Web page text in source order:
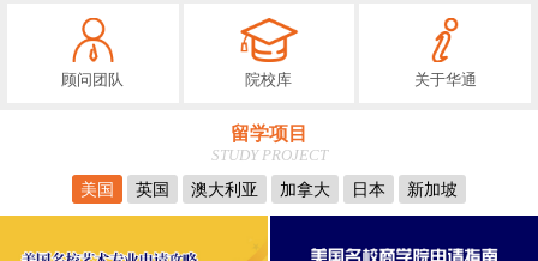
顾问团队 院校库 关于华通
留学项目
STUDY PROJECT
美国
英国 澳大利亚 加拿大 日本 新加坡